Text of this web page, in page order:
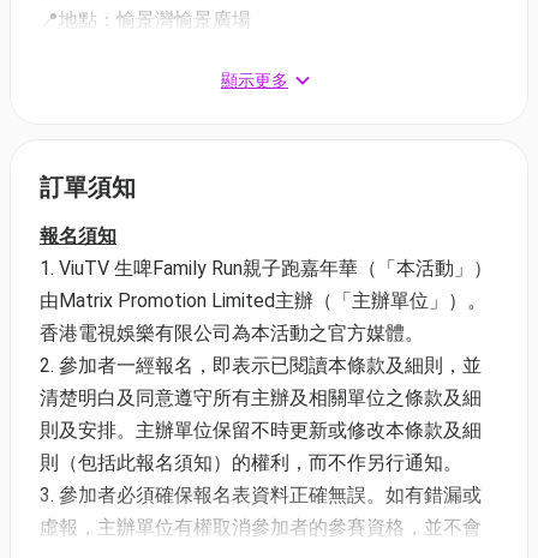
📍地點：愉景灣愉景廣場
ViuTV生啤Family Run親子跑嘉年華 ‧ 賽事內容:
🕑起跑時間 由大會分配時間
ViuTV生啤Family Run親子跑嘉年華 ‧ 個人3公里生氣
跑選手包資訊 (會於 11月底由主辦方經電郵/
WhatsApp 發出領取選手包的詳情) :
🛍️生氣跑選手包包含 :
生Family T-shirt 1件
號碼布
生Family索繩袋1個
生Family雙面絨速乾毛巾1條
生Family水樽1個
顯示更多
訂單須知
報名須知
ViuTV 生啤Family Run親子跑嘉年華（「本活動」）
由Matrix Promotion Limited主辦（「主辦單位」）。
香港電視娛樂有限公司為本活動之官方媒體。
參加者一經報名，即表示已閱讀本條款及細則，並
清楚明白及同意遵守所有主辦及相關單位之條款及細
則及安排。主辦單位保留不時更新或修改本條款及細
則（包括此報名須知）的權利，而不作另行通知。
參加者必須確保報名表資料正確無誤。如有錯漏或
虛報，主辦單位有權取消參加者的參賽資格，並不會